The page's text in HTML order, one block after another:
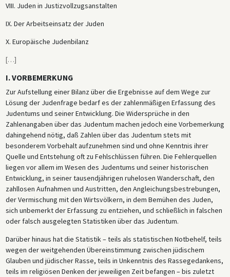
VIII. Juden in Justizvollzugsanstalten
IX. Der Arbeitseinsatz der Juden
X. Europäische Judenbilanz
[…]
I. VORBEMERKUNG
Zur Aufstellung einer Bilanz über die Ergebnisse auf dem Wege zur
Lösung der Judenfrage bedarf es der zahlenmäßigen Erfassung des
Judentums und seiner Entwicklung. Die Widersprüche in den
Zahlenangaben über das Judentum machen jedoch eine Vorbemerkung
dahingehend nötig, daß Zahlen über das Judentum stets mit
besonderem Vorbehalt aufzunehmen sind und ohne Kenntnis ihrer
Quelle und Entstehung oft zu Fehlschlüssen führen. Die Fehlerquellen
liegen vor allem im Wesen des Judentums und seiner historischen
Entwicklung, in seiner tausendjährigen ruhelosen Wanderschaft, den
zahllosen Aufnahmen und Austritten, den Angleichungsbestrebungen,
der Vermischung mit den Wirtsvölkern, in dem Bemühen des Juden,
sich unbemerkt der Erfassung zu entziehen, und schließlich in falschen
oder falsch ausgelegten Statistiken über das Judentum.
Darüber hinaus hat die Statistik – teils als statistischen Notbehelf, teils
wegen der weitgehenden Übereinstimmung zwischen jüdischem
Glauben und jüdischer Rasse, teils in Unkenntnis des Rassegedankens,
teils im religiösen Denken der jeweiligen Zeit befangen – bis zuletzt